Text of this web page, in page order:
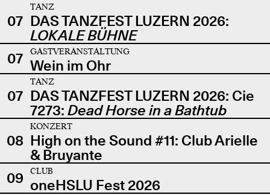
07
TANZ
DAS TANZFEST LUZERN 2026:
LOKALE BÜHNE
07
GASTVERANSTALTUNG
Wein im Ohr
07
TANZ
DAS TANZFEST LUZERN 2026: Cie
7273: Dead Horse in a Bathtub
08
KONZERT
High on the Sound #11: Club Arielle
& Bruyante
09
CLUB
oneHSLU Fest 2026